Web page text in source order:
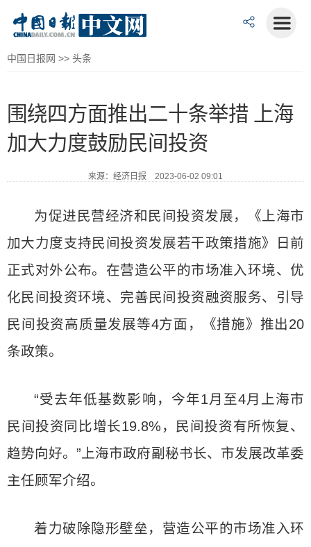
中国日报网 >> 头条
围绕四方面推出二十条举措 上海
加大力度鼓励民间投资
来源：经济日报 2023-06-02 09:01
为促进民营经济和民间投资发展，《上海市
加大力度支持民间投资发展若干政策措施》日前
正式对外公布。在营造公平的市场准入环境、优
化民间投资环境、完善民间投资融资服务、引导
民间投资高质量发展等4方面，《措施》推出20
条政策。
“受去年低基数影响，今年1月至4月上海市
民间投资同比增长19.8%，民间投资有所恢复、
趋势向好。”上海市政府副秘书长、市发展改革委
主任顾军介绍。
着力破除隐形壁垒，营造公平的市场准入环